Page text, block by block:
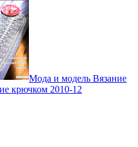
Мода и модель Вязание
крючком 2010-12